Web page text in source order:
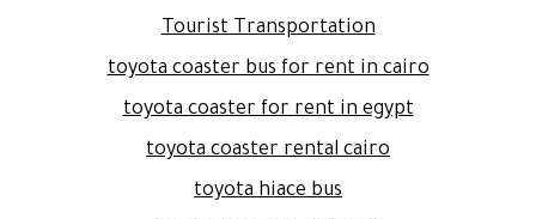
Tourist Transportation
toyota coaster bus for rent in cairo
toyota coaster for rent in egypt
toyota coaster rental cairo
toyota hiace bus